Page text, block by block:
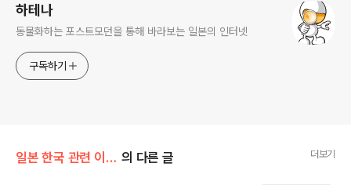
하테나
동물화하는 포스트모던을 통해 바라보는 일본의 인터넷
구독하기
일본 한국 관련 이야기 의 다른 글 더보기